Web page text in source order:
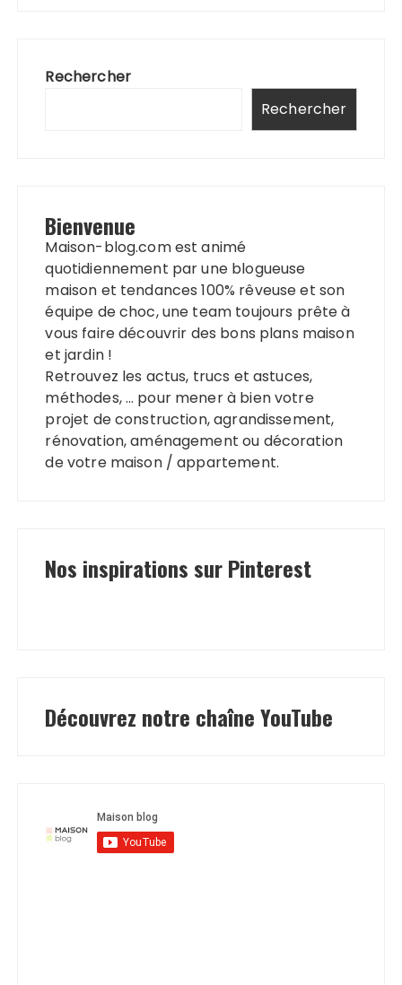
Rechercher
Rechercher
Bienvenue
Maison-blog.com est animé
quotidiennement par une blogueuse
maison et tendances 100% rêveuse et son
équipe de choc, une team toujours prête à
vous faire découvrir des bons plans maison
et jardin !
Retrouvez les actus, trucs et astuces,
méthodes, … pour mener à bien votre
projet de construction, agrandissement,
rénovation, aménagement ou décoration
de votre maison / appartement.
Nos inspirations sur Pinterest
Découvrez notre chaîne YouTube